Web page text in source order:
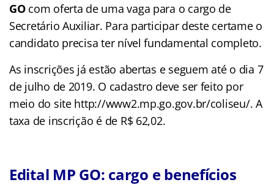
GOcom oferta de uma vaga para o cargo de
Secretário Auxiliar. Para participar deste certame o
candidato precisa ter nível fundamental completo.
As inscrições já estão abertas e seguem até o dia 7
de julho de 2019. O cadastro deve ser feito por
meio do site http://www2.mp.go.gov.br/coliseu/. A
taxa de inscrição é de R$ 62,02.
Edital MP GO: cargo e benefícios